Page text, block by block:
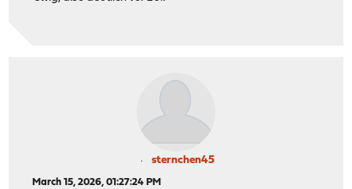
sternchen45
March 15, 2026, 01:27:24 PM